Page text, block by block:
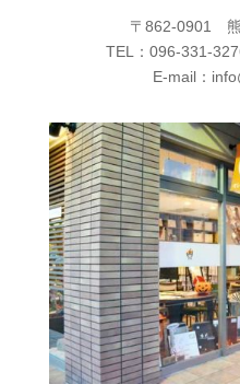
〒862-0901
TEL：096-331-
E-mail：